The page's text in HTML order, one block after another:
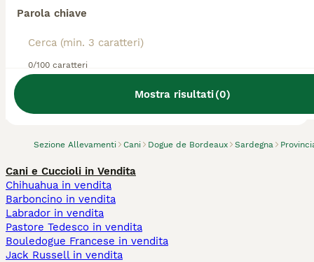
Parola chiave
0/100 caratteri
Mostra risultati(0)
Sezione Allevamenti Cani Dogue de Bordeaux Sardegna
Abbiamo trovato 0 Allevamento di Dogue de
Bordeaux, Guspini.
Cani e Cuccioli in Vendita
Chihuahua in vendita
Barboncino in vendita
Labrador in vendita
Pastore Tedesco in vendita
Bouledogue Francese in vendita
Jack Russell in vendita